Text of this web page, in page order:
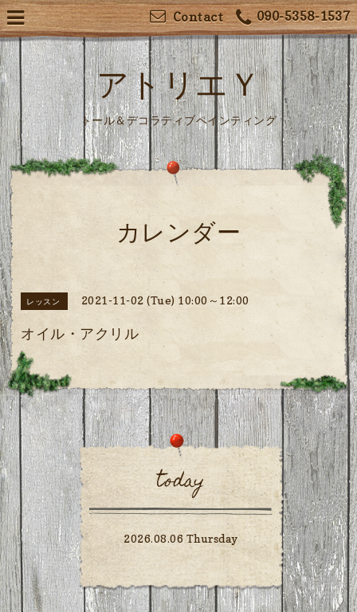
090-5358-1537
Contact
アトリエＹ
トール＆デコラティブペインティング
カレンダー
レッスン 2021-11-02 (Tue) 10:00～12:00
オイル・アクリル
today
2026.08.06 Thursday